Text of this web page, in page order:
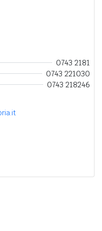
0743 2181
0743 221030
0743 218246